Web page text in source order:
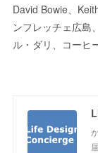
David Bowie、
ンフレッチェ広島
ル・ダリ、コーヒ